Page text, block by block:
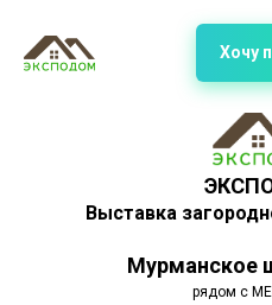
Выставка
Мурманское
рядом с
Хочу